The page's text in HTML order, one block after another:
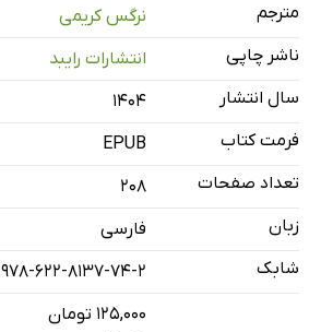
مترجم
نرگس کریمی
ناشر چاپی
انتشارات رایبد
سال انتشار
۱۴۰۴
فرمت کتاب
EPUB
تعداد صفحات
208
زبان
فارسی
شابک
978-622-8137-74-2
۱۲۵,۰۰۰ تومان